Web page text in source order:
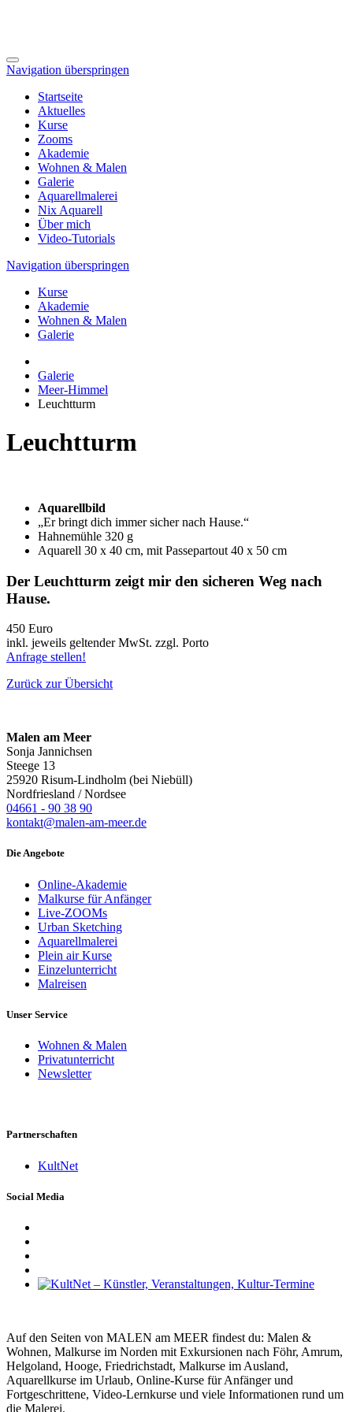
Navigation überspringen
Startseite
Aktuelles
Kurse
Zooms
Akademie
Wohnen & Malen
Galerie
Aquarellmalerei
Nix Aquarell
Über mich
Video-Tutorials
Navigation überspringen
Kurse
Akademie
Wohnen & Malen
Galerie
Galerie
Meer-Himmel
Leuchtturm
Leuchtturm
Aquarellbild
„Er bringt dich immer sicher nach Hause.“
Hahnemühle 320 g
Aquarell 30 x 40 cm, mit Passepartout 40 x 50 cm
Der Leuchtturm zeigt mir den sicheren Weg nach
Hause.
450 Euro
inkl. jeweils geltender MwSt. zzgl. Porto
Anfrage stellen!
Zurück zur Übersicht
Malen am Meer
Sonja Jannichsen
Steege 13
25920 Risum-Lindholm (bei Niebüll)
Nordfriesland / Nordsee
04661 - 90 38 90
kontakt@malen-am-meer.de
Die Angebote
Online-Akademie
Malkurse für Anfänger
Live-ZOOMs
Urban Sketching
Aquarellmalerei
Plein air Kurse
Einzelunterricht
Malreisen
Unser Service
Wohnen & Malen
Privatunterricht
Newsletter
Partnerschaften
KultNet
Social Media
Auf den Seiten von MALEN am MEER findest du: Malen &
Wohnen, Malkurse im Norden mit Exkursionen nach Föhr, Amrum,
Helgoland, Hooge, Friedrichstadt, Malkurse im Ausland,
Aquarellkurse im Urlaub, Online-Kurse für Anfänger und
Fortgeschrittene, Video-Lernkurse und viele Informationen rund um
die Malerei.